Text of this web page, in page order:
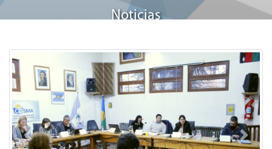
Noticias
Previous Next